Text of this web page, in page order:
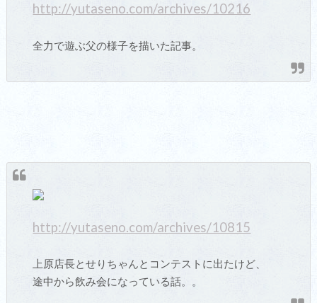
http://yutaseno.com/archives/10216
全力で遊ぶ父の様子を描いた記事。
http://yutaseno.com/archives/10815
上原店長とせりちゃんとコンテストに出たけど、
途中から飲み会になっている話。。